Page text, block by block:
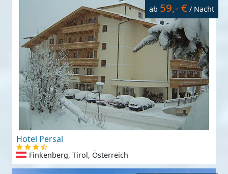
ab 59,- € / Nacht
Hotel Persal
Finkenberg, Tirol, Österreich